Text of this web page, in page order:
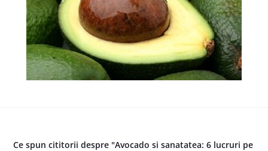
Ce spun cititorii despre "Avocado si sanatatea: 6 lucruri pe